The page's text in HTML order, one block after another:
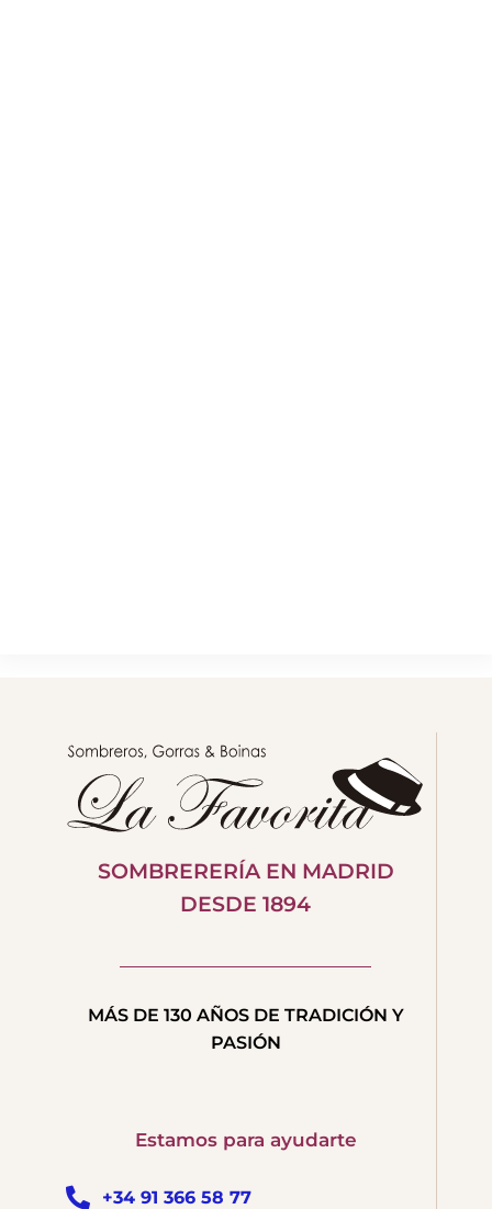
SOMBRERERÍA EN MADRID
DESDE 1894
MÁS DE 130 AÑOS DE TRADICIÓN Y
PASIÓN
Estamos para ayudarte
+34 91 366 58 77